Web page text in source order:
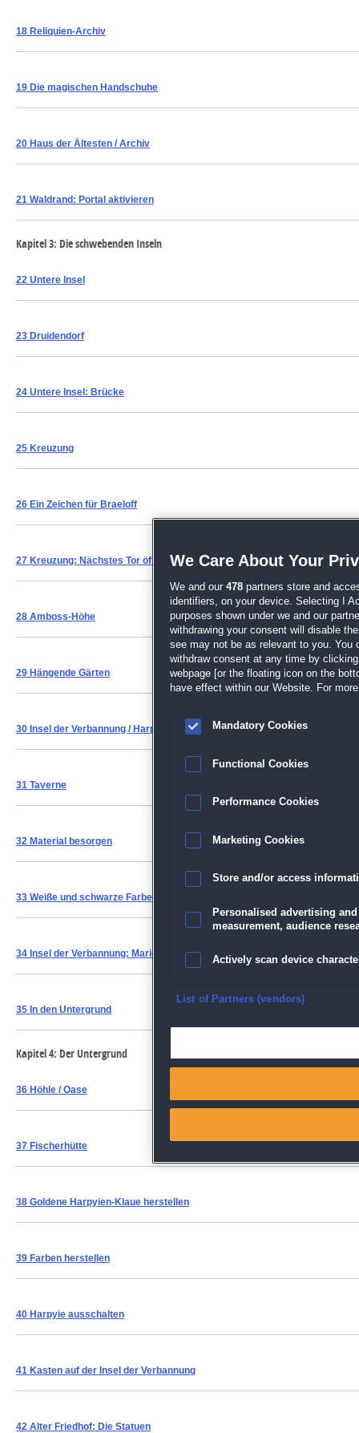
18 Reliquien-Archiv
19 Die magischen Handschuhe
20 Haus der Ältesten / Archiv
21 Waldrand: Portal aktivieren
Kapitel 3: Die schwebenden Inseln
22 Untere Insel
23 Druidendorf
24 Untere Insel: Brücke
25 Kreuzung
26 Ein Zeichen für Braeloff
27 Kreuzung: Nächstes Tor öffnen
28 Amboss-Höhe
29 Hängende Gärten
30 Insel der Verbannung / Harpyiennest
31 Taverne
32 Material besorgen
33 Weiße und schwarze Farbe: Rohmaterial
34 Insel der Verbannung: Marionette
35 In den Untergrund
Kapitel 4: Der Untergrund
36 Höhle / Oase
37 Fischerhütte
38 Goldene Harpyien-Klaue herstellen
39 Farben herstellen
40 Harpyie ausschalten
41 Kasten auf der Insel der Verbannung
42 Alter Friedhof: Die Statuen
We Care About Your
We and our 478 partners store and
identifiers, on your device. Selecting I
purposes shown under we and our
withdrawing your consent will disable
see may not be as relevant to you. You
withdraw consent at any time by
webpage [or the floating icon on the
have effect within our Website. For
Mandatory Cookies
Functional Cookies
Performance Cookies
Marketing Cookies
Store and/or access
Personalised advertising
measurement, audience
Actively scan device
Ensure security, prevent
List of Partners (vendors)